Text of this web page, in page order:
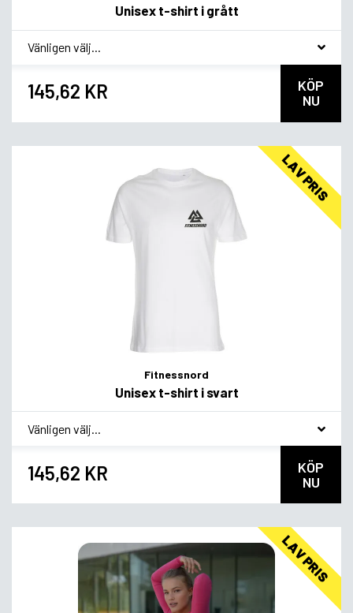
Unisex t-shirt i grått
* Smagsvariant
145,62 KR
KÖP
NU
LAV PRIS
Fitnessnord
Unisex t-shirt i svart
* Smagsvariant
145,62 KR
KÖP
NU
LAV PRIS